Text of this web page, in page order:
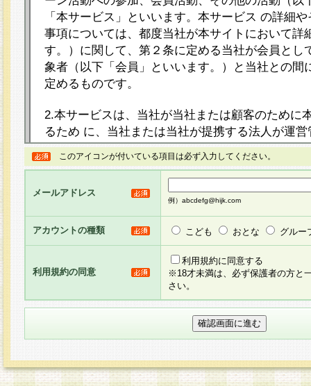
「本サービス」といいます。本サービス の詳細
事項については、都度当社が本サイトにおいて詳
す。）に関して、第２条に定める当社が会員とし
象者（以下「会員」といいます。）と当社との間
定めるものです。
2.本サービスは、当社が当社または顧客のために
るため に、当社または当社が提携する法人が運
ト（以下「本サイト」といいます。）上に本サー
ージを設け、会員がアンケー ト調査に回答する
し、その結果を当社が集計・分析その他の利用を
るものです。なお、本サービスは、それぞれの目
員に対して本サービスの依頼を行うこともあり、
た全ての会員に対して本サービスの依頼をすると
りま す。
3.当社は、会員の事前の承諾を得ることなく、当
方 法・手段にて、本規約を任意に制定、変更ま
きるものとします。改定後の本規約等は、本規約
に掲示したときに、その 他の諸規定については
てその効力を生じるものとします。
このアイコンが付いている項目は必ず入力してください。
メールアドレス
例）abcdefg@hijk.com
アカウントの種類 こども おとな グルー
利用規約の同意
利用規約に同意する
※18才未満は、必ず保護者の方と
さい。